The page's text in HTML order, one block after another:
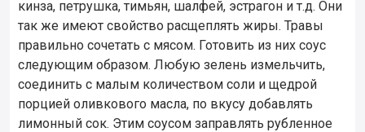
кинза, петрушка, тимьян, шалфей, эстрагон и т.д. Они
так же имеют свойство расщеплять жиры. Травы
правильно сочетать с мясом. Готовить из них соус
следующим образом. Любую зелень измельчить,
соединить с малым количеством соли и щедрой
порцией оливкового масла, по вкусу добавлять
лимонный сок. Этим соусом заправлять рубленное